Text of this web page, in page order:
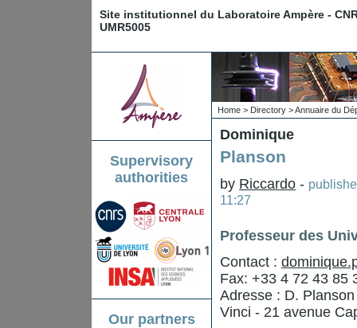
Site institutionnel du Laboratoire Ampère -
UMR5005
Supervisory
authorities
Our partners
Home > Directory >Annuaire du
Dominique
Planson
by Riccardo -
11:27
Professeur des
Contact :
Fax: +33 4 72 43 85
Adresse : D.
Vinci - 21 avenue